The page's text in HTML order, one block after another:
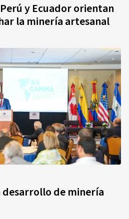
y Ecuador orientan
la minería artesanal
de minería